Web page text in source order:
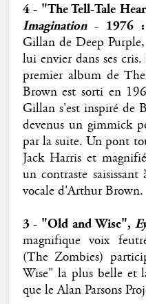
4 - "The Tell-Tale
Imagination- 1976 :
Gillan de Deep
lui envier dans ses
premier album de
Brown est sorti en
Gillan s'est inspiré de
devenus un gimmick
par la suite. Un pont
Jack Harris et
un contraste
vocale d'Arthur Brown.
3 - "Old and Wise",
magnifique voix
(The Zombies)
Wise" la plus belle et
que le Alan Parsons